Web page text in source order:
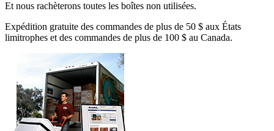
Et nous rachèterons toutes les boîtes non utilisées.
Expédition gratuite des commandes de plus de 50 $ aux États
limitrophes et des commandes de plus de 100 $ au Canada.